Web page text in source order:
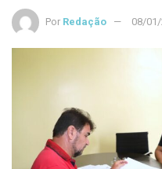
Por Redação 08/01/